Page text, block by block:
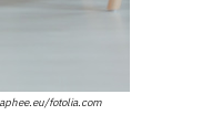
fotolia.com